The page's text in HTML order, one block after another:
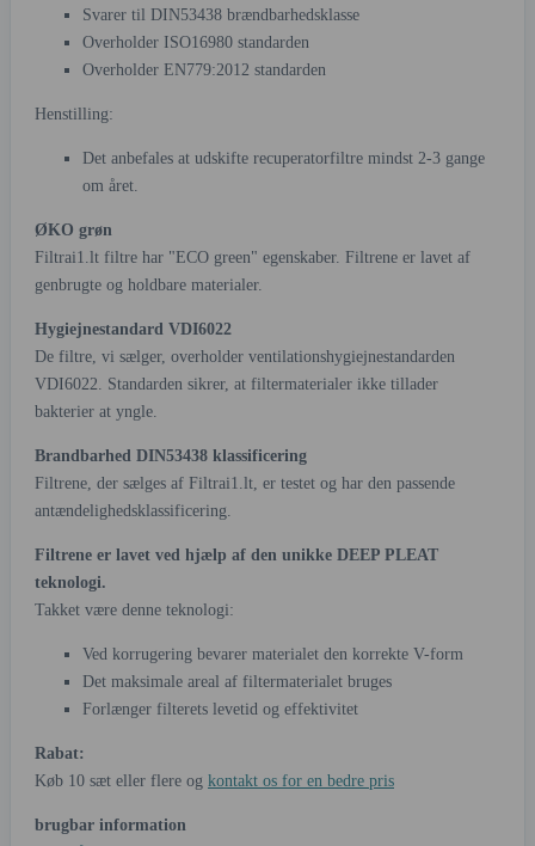
Svarer til DIN53438 brændbarhedsklasse
Overholder ISO16980 standarden
Overholder EN779:2012 standarden
Henstilling:
Det anbefales at udskifte recuperatorfiltre mindst 2-3 gange
om året.
ØKO grøn
Filtrai1.lt filtre har "ECO green" egenskaber. Filtrene er lavet af
genbrugte og holdbare materialer.
Hygiejnestandard VDI6022
De filtre, vi sælger, overholder ventilationshygiejnestandarden
VDI6022. Standarden sikrer, at filtermaterialer ikke tillader
bakterier at yngle.
Brandbarhed DIN53438 klassificering
Filtrene, der sælges af Filtrai1.lt, er testet og har den passende
antændelighedsklassificering.
Filtrene er lavet ved hjælp af den unikke DEEP PLEAT
teknologi.
Takket være denne teknologi:
Ved korrugering bevarer materialet den korrekte V-form
Det maksimale areal af filtermaterialet bruges
Forlænger filterets levetid og effektivitet
Rabat:
Køb 10 sæt eller flere og kontakt os for en bedre pris
brugbar information